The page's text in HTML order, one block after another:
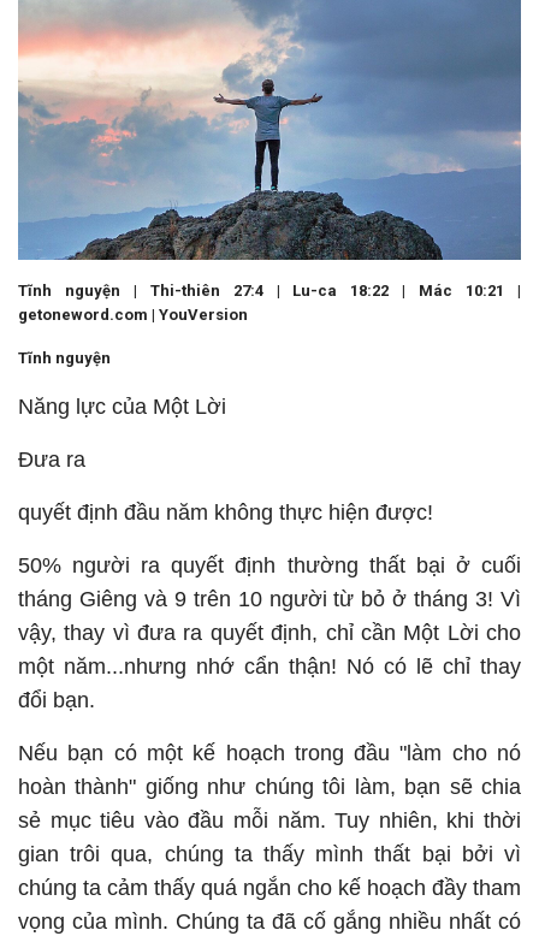
Tĩnh nguyện | Thi-thiên 27:4 | Lu-ca 18:22 | Mác 10:21 |
getoneword.com | YouVersion
Tĩnh nguyện
Năng lực của Một Lời
Đưa ra
quyết định đầu năm không thực hiện được!
50% người ra quyết định thường thất bại ở cuối
tháng Giêng và 9 trên 10 người từ bỏ ở tháng 3! Vì
vậy, thay vì đưa ra quyết định, chỉ cần Một Lời cho
một năm...nhưng nhớ cẩn thận! Nó có lẽ chỉ thay
đổi bạn.
Nếu bạn có một kế hoạch trong đầu "làm cho nó
hoàn thành" giống như chúng tôi làm, bạn sẽ chia
sẻ mục tiêu vào đầu mỗi năm. Tuy nhiên, khi thời
gian trôi qua, chúng ta thấy mình thất bại bởi vì
chúng ta cảm thấy quá ngắn cho kế hoạch đầy tham
vọng của mình. Chúng ta đã cố gắng nhiều nhất có